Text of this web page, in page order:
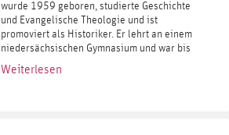
wurde 1959 geboren, studierte Geschichte
und Evangelische Theologie und ist
promoviert als Historiker. Er lehrt an einem
niedersächsischen Gymnasium und war bis
2014 Wissenschaftlicher Leiter des
Instituts für Staatspolitik (IfS). Bei
Weiterlesen